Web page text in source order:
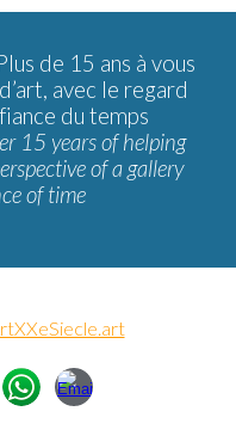
de 15 ans à vous
avec le regard
du temps
15 years of helping
of a gallery
of time